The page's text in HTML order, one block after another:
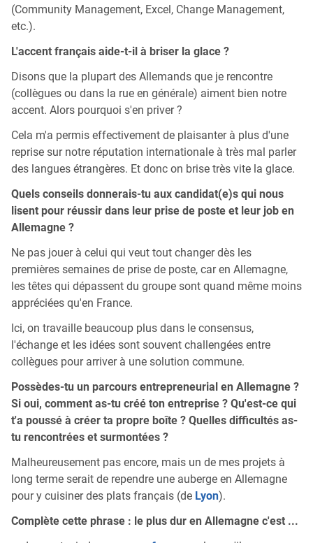
(Community Management, Excel, Change Management,
etc.).
L'accent français aide-t-il à briser la glace ?
Disons que la plupart des Allemands que je rencontre
(collègues ou dans la rue en générale) aiment bien notre
accent. Alors pourquoi s'en priver ?
Cela m'a permis effectivement de plaisanter à plus d'une
reprise sur notre réputation internationale à très mal parler
des langues étrangères. Et donc on brise très vite la glace.
Quels conseils donnerais-tu aux candidat(e)s qui nous
lisent pour réussir dans leur prise de poste et leur job en
Allemagne ?
Ne pas jouer à celui qui veut tout changer dès les
premières semaines de prise de poste, car en Allemagne,
les têtes qui dépassent du groupe sont quand même moins
appréciées qu'en France.
Ici, on travaille beaucoup plus dans le consensus,
l'échange et les idées sont souvent challengées entre
collègues pour arriver à une solution commune.
Possèdes-tu un parcours entrepreneurial en Allemagne ?
Si oui, comment as-tu créé ton entreprise ? Qu'est-ce qui
t'a poussé à créer ta propre boîte ? Quelles difficultés as-
tu rencontrées et surmontées ?
Malheureusement pas encore, mais un de mes projets à
long terme serait de rependre une auberge en Allemagne
pour y cuisiner des plats français (de Lyon).
Complète cette phrase : le plus dur en Allemagne c'est ...